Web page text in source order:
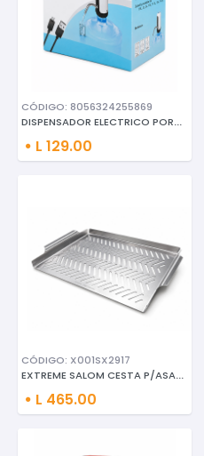
CÓDIGO: 8056324255869
DISPENSADOR ELECTRICO PORTATIL
L 129.00
CÓDIGO: X001SX2917
EXTREME SALOM CESTA P/ASAR D/A
L 465.00